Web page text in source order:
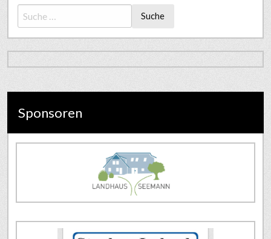
Suche
Sponsoren